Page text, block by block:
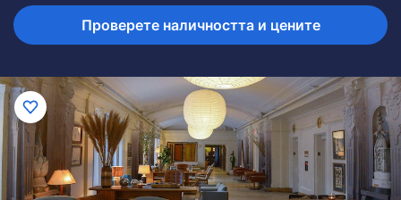
Проверете наличността и цените